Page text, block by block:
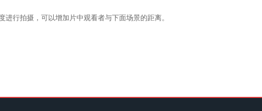
行拍摄，可以增加片中观看者与下面场景的距离。